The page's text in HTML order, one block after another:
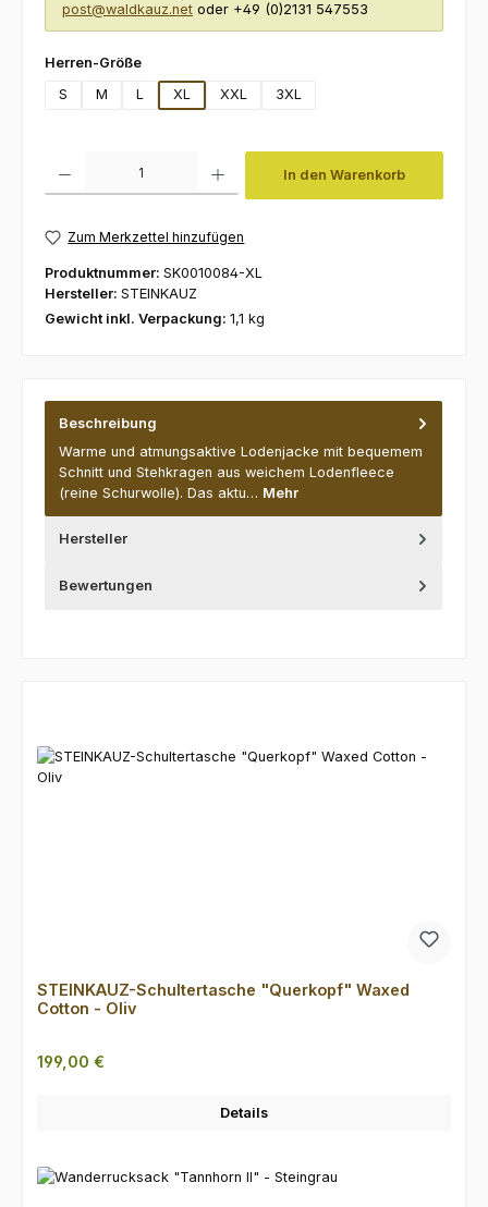
post@waldkauz.net oder +49 (0)2131 547553
Herren-Größeauswählen
S
M L XL XXL 3XL
In den Warenkorb
Zum Merkzettel hinzufügen
Produktnummer: SK0010084-XL
Hersteller: STEINKAUZ
Gewicht inkl. Verpackung: 1,1 kg
Beschreibung
Warme und atmungsaktive Lodenjacke mit bequemem
Schnitt und Stehkragen aus weichem Lodenfleece
(reine Schurwolle). Das aktu… Mehr
Hersteller
Bewertungen
STEINKAUZ-Schultertasche "Querkopf" Waxed
Cotton - Oliv
Regulärer Preis:
199,00 €
Details